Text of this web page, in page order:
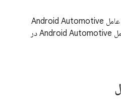
هیچ وصله امنیتی سیستم عامل Android Automotive
در بولتن آپدیت سیستم عامل Android Automotive در